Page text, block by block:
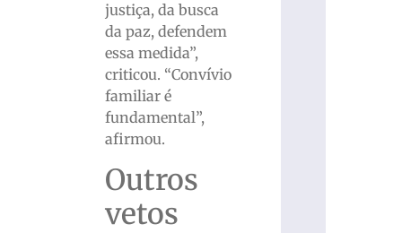
justiça, da busca
da paz, defendem
essa medida”,
criticou. “Convívio
familiar é
fundamental”,
afirmou.
Outros
vetos